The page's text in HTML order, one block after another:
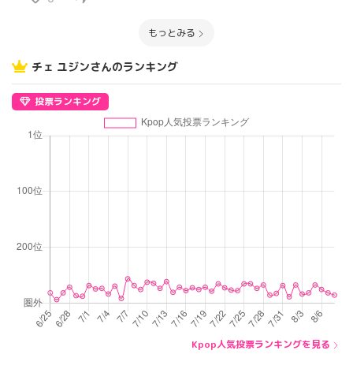
もっとみる
チェ ユジンさんのランキング
投票ランキング
Kpop人気投票ランキングを見る